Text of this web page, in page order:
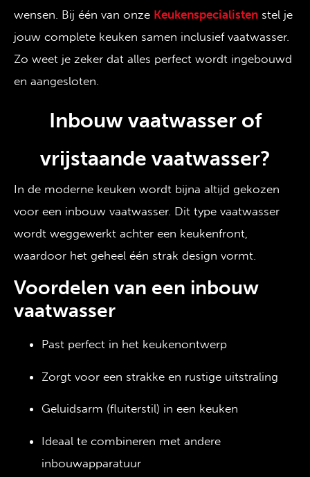
wensen. Bij één van onze Keukenspecialisten stel je
jouw complete keuken samen inclusief vaatwasser.
Zo weet je zeker dat alles perfect wordt ingebouwd
en aangesloten.
Inbouw vaatwasser of
vrijstaande vaatwasser?
In de moderne keuken wordt bijna altijd gekozen
voor een inbouw vaatwasser. Dit type vaatwasser
wordt weggewerkt achter een keukenfront,
waardoor het geheel één strak design vormt.
Voordelen van een inbouw
vaatwasser
Past perfect in het keukenontwerp
Zorgt voor een strakke en rustige uitstraling
Geluidsarm (fluiterstil) in een keuken
Ideaal te combineren met andere
inbouwapparatuur